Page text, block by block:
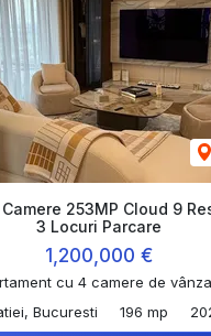
253MP Cloud 9
3 Locuri Parcare
1,200,000 €
cu 4 camere de
Bucuresti
196 mp